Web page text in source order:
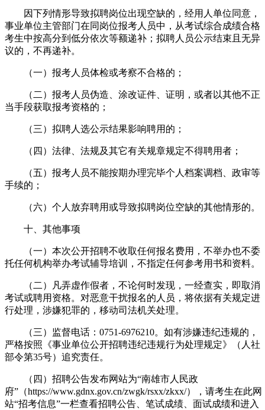
因下列情形导致拟聘岗位出现空缺的，经用人单位同意，
事业单位主管部门在同岗位报考人员中，从考试综合成绩合格
考生中按高分到低分依次等额递补；拟聘人员公示结束且无异
议的，不再递补。
（一）报考人员体检或考察不合格的；
（二）报考人员伪造、涂改证件、证明，或者以其他不正
当手段获取报考资格的；
（三）拟聘人选公示结果影响聘用的；
（四）法律、法规及其它有关规章规定不得聘用者；
（五）报考人员不能按期办理完毕个人档案调档、政审等
手续的；
（六）个人放弃聘用或导致拟聘岗位空缺的其他情形的。
十、其他事项
（一）本次公开招聘不收取任何报名费用，不举办也不委
托任何机构举办考试辅导培训，不指定任何参考用书和资料。
（二）凡弄虚作假者，不论何时发现，一经查实，即取消
考试或聘用资格。对恶意干扰报名的人员，将依据有关规定进
行处理，涉嫌犯罪的，移动司法机关处理。
（三）监督电话：0751-6976210。如有涉嫌违纪违规的，
严格按照《事业单位公开招聘违纪违规行为处理规定》（人社
部令第35号）追究责任。
（四）招聘公告发布网站为“南雄市人民政
府”（https://www.gdnx.gov.cn/zwgk/rsxx/zkxx/），请考生在此网
站“招考信息”一栏查看招聘公告、笔试成绩、面试成绩和进入